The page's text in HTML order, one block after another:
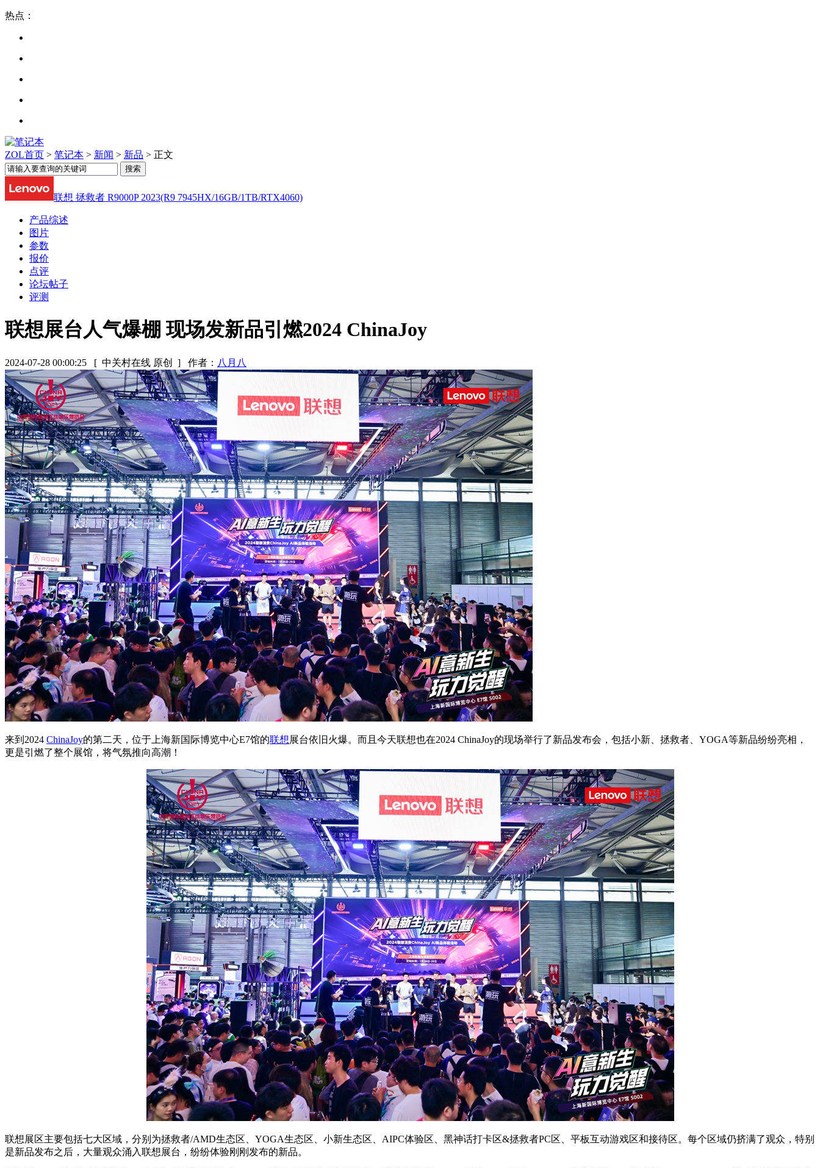
热点：
ZOL首页 > 笔记本 > 新闻 > 新品 > 正文
联想 拯救者 R9000P 2023(R9 7945HX/16GB/1TB/RTX4060)
产品综述
图片
参数
报价
点评
论坛帖子
评测
联想展台人气爆棚 现场发新品引燃2024 ChinaJoy
2024-07-28 00:00:25 [ 中关村在线 原创 ] 作者： 八月八
来到2024 ChinaJoy的第二天，位于上海新国际博览中心E7馆的联想展台依旧火爆。而且今天联想也在2024 ChinaJoy的现场举行了新品发布会，包括小新、拯救者、YOGA等新品纷纷亮相，
更是引燃了整个展馆，将气氛推向高潮！
联想展区主要包括七大区域，分别为拯救者/AMD生态区、YOGA生态区、小新生态区、AIPC体验区、黑神话打卡区&拯救者PC区、平板互动游戏区和接待区。每个区域仍挤满了观众，特别
是新品发布之后，大量观众涌入联想展台，纷纷体验刚刚发布的新品。